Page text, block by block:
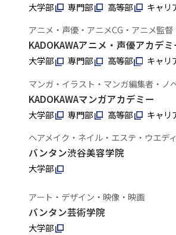
大学部 専門部 高等部
キャリ
アニメ・声優・アニメCG・アニメ監督
KADOKAWAアニメ・声優アカデミ
大学部 専門部 高等部
キャリ
マンガ・イラスト・マンガ編集者・ノ
KADOKAWAマンガアカデミー
大学部 専門部 高等部
キャリ
ヘアメイク・ネイル・エステ・ウエデ
バンタン渋谷美容学院
大学部
アート・デザイン・映像・映画
バンタン芸術学院
大学部